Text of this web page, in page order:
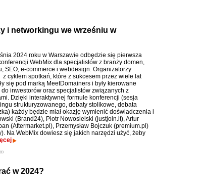
i networkingu we wrześniu w
2024 roku w Warszawie odbędzie się pierwsza
WebMix dla specjalistów z branży domen,
SEO, e-commerce i webdesign. Organizatorzy
cyklem spotkań, które z sukcesem przez wiele lat
się pod marką MeetDomainers i były kierowane
do inwestorów oraz specjalistów związanych z
Dzięki interaktywnej formule konferencji (sesja
strukturyzowanego, debaty stolikowe, debata
każdy będzie miał okazję wymienić doświadczenia i
(Brand24), Piotr Nowosielski (justjoin.it), Artur
(Aftermarket.pl), Przemysław Bojczuk (premium.pl)
Na WebMix dowiesz się jakich narzędzi użyć, żeby
w 2024?